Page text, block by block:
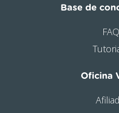
Base de
Oficina